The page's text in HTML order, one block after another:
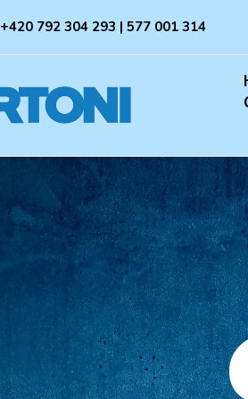
+420 792 304 293 | 577 001 314